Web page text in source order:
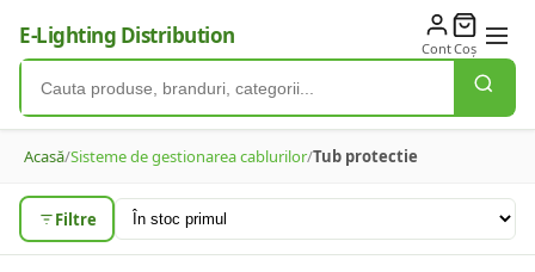
E-Lighting Distribution ContCoș
Acasă/Sisteme de gestionarea cablurilor/Tub protectie
Filtre